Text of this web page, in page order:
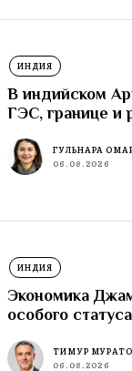
ИНДИЯ
В индийском
ГЭС, границе и
ГУЛЬНАРА
06.08.2026
ИНДИЯ
Экономика
особого статуса
ТИМУР
06.08.2026